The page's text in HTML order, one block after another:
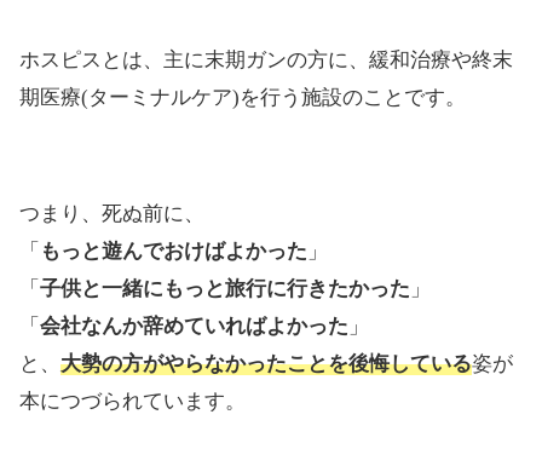
ホスピスとは、主に末期ガンの方に、緩和治療や終末
期医療(ターミナルケア)を行う施設のことです。
つまり、死ぬ前に、
「 もっと遊んでおけばよかった 」
「 子供と一緒にもっと旅行に行きたかった 」
「 会社なんか辞めていればよかった 」
と、 大勢の方がやらなかったことを後悔している姿が
本につづられています。